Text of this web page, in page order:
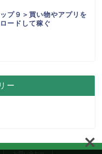
プ９＞買い物やアプリを
ードして稼ぐ
ー